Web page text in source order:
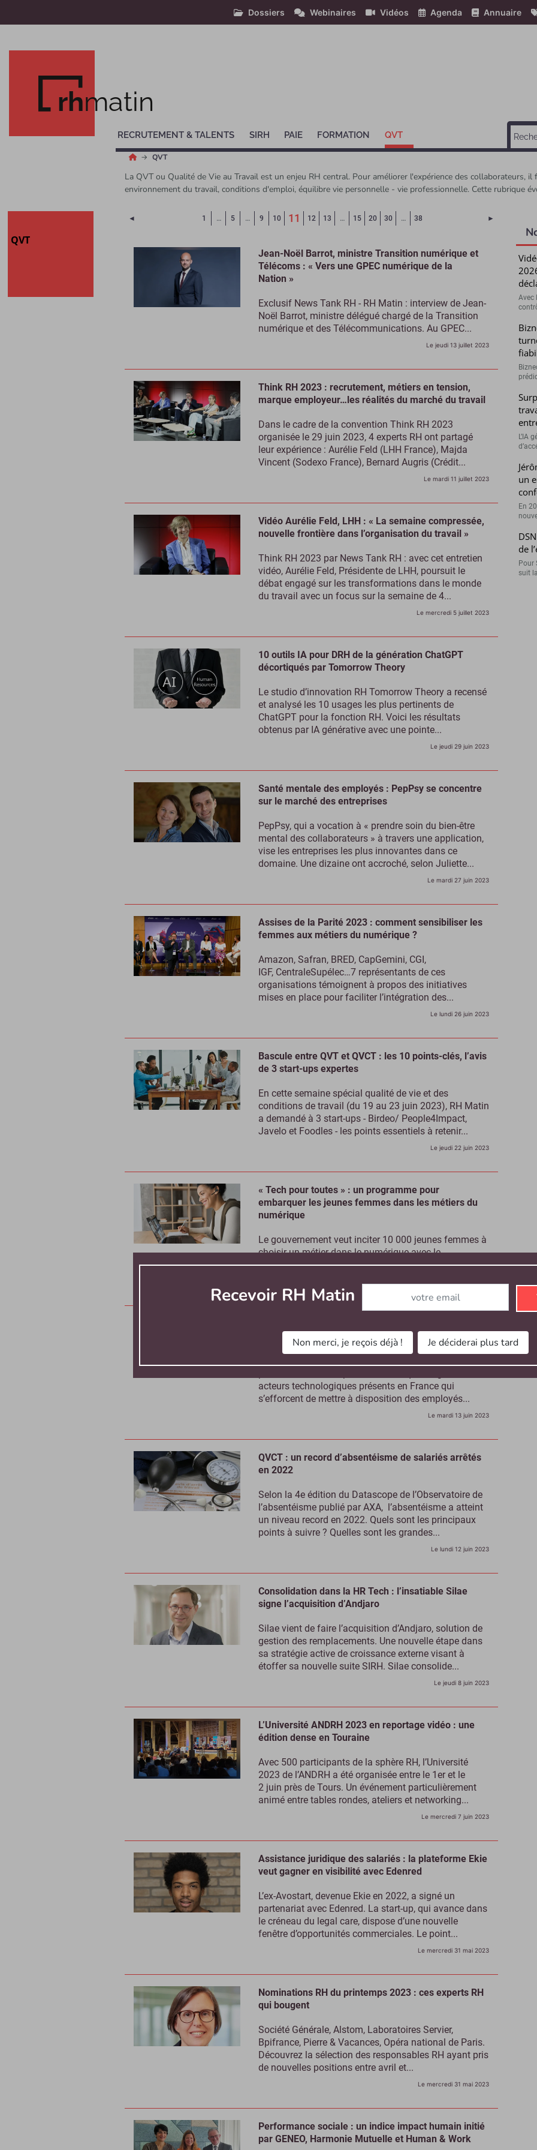
Dossiers Webinaires Vidéos Agenda Annuaire
rhmatin
RECRUTEMENT & TALENTS SIRH PAIE FORMATION QVT
QVT
La QVT ou Qualité de Vie au Travail est un enjeu RH central. Pour améliorer l'expérience des collaborateurs,
environnement du travail, conditions d'emploi, équilibre vie personnelle - vie professionnelle. Cette rubrique
QVT
◄ 1 … 5 … 9 10 11 (Page courante)
12 13 … 15 20 30 … 38 ►
Jean-Noël Barrot, ministre Transition numérique et
Télécoms : « Vers une GPEC numérique de la
Nation »
Exclusif News Tank RH - RH Matin : interview de Jean-
Noël Barrot, ministre délégué chargé de la Transition
numérique et des Télécommunications. Au GPEC...
Le jeudi 13 juillet 2023
Think RH 2023 : recrutement, métiers en tension,
marque employeur…les réalités du marché du travail
Dans le cadre de la convention Think RH 2023
organisée le 29 juin 2023, 4 experts RH ont partagé
leur expérience : Aurélie Feld (LHH France), Majda
Vincent (Sodexo France), Bernard Augris (Crédit...
Le mardi 11 juillet 2023
Vidéo Aurélie Feld, LHH : « La semaine compressée,
nouvelle frontière dans l’organisation du travail »
Think RH 2023 par News Tank RH : avec cet entretien
vidéo, Aurélie Feld, Présidente de LHH, poursuit le
débat engagé sur les transformations dans le monde
du travail avec un focus sur la semaine de 4...
Le mercredi 5 juillet 2023
10 outils IA pour DRH de la génération ChatGPT
décortiqués par Tomorrow Theory
Le studio d’innovation RH Tomorrow Theory a recensé
et analysé les 10 usages les plus pertinents de
ChatGPT pour la fonction RH. Voici les résultats
obtenus par IA générative avec une pointe...
Le jeudi 29 juin 2023
Santé mentale des employés : PepPsy se concentre
sur le marché des entreprises
PepPsy, qui a vocation à « prendre soin du bien-être
mental des collaborateurs » à travers une application,
vise les entreprises les plus innovantes dans ce
domaine. Une dizaine ont accroché, selon Juliette...
Le mardi 27 juin 2023
Assises de la Parité 2023 : comment sensibiliser les
femmes aux métiers du numérique ?
Amazon, Safran, BRED, CapGemini, CGI,
IGF, CentraleSupélec…7 représentants de ces
organisations témoignent à propos des initiatives
mises en place pour faciliter l’intégration des...
Le lundi 26 juin 2023
Bascule entre QVT et QVCT : les 10 points-clés, l’avis
de 3 start-ups expertes
En cette semaine spécial qualité de vie et des
conditions de travail (du 19 au 23 juin 2023), RH Matin
a demandé à 3 start-ups - Birdeo/ People4Impact,
Javelo et Foodles - les points essentiels à retenir...
Le jeudi 22 juin 2023
« Tech pour toutes » : un programme pour
embarquer les jeunes femmes dans les métiers du
numérique
Le gouvernement veut inciter 10 000 jeunes femmes à
choisir un métier dans le numérique avec le
programme « Tech pour toutes » qui intègre du un...
davantage de sérénité au travail
acteurs technologiques présents en France qui
s’efforcent de mettre à disposition des employés...
Le mardi 13 juin 2023
QVCT : un record d’absentéisme de salariés arrêtés
en 2022
Selon la 4e édition du Datascope de l’Observatoire de
l’absentéisme publié par AXA, l’absentéisme a atteint
un niveau record en 2022. Quels sont les principaux
points à suivre ? Quelles sont les grandes...
Le lundi 12 juin 2023
Consolidation dans la HR Tech : l’insatiable Silae
signe l’acquisition d’Andjaro
Silae vient de faire l’acquisition d’Andjaro, solution de
gestion des remplacements. Une nouvelle étape dans
sa stratégie active de croissance externe visant à
étoffer sa nouvelle suite SIRH. Silae consolide...
Le jeudi 8 juin 2023
L’Université ANDRH 2023 en reportage vidéo : une
édition dense en Touraine
Avec 500 participants de la sphère RH, l’Université
2023 de l’ANDRH a été organisée entre le 1er et le
2 juin près de Tours. Un événement particulièrement
animé entre tables rondes, ateliers et networking...
Le mercredi 7 juin 2023
Assistance juridique des salariés : la plateforme Ekie
veut gagner en visibilité avec Edenred
L’ex-Avostart, devenue Ekie en 2022, a signé un
partenariat avec Edenred. La start-up, qui avance dans
le créneau du legal care, dispose d’une nouvelle
fenêtre d’opportunités commerciales. Le point...
Le mercredi 31 mai 2023
Nominations RH du printemps 2023 : ces experts RH
qui bougent
Société Générale, Alstom, Laboratoires Servier,
Bpifrance, Pierre & Vacances, Opéra national de Paris.
Découvrez la sélection des responsables RH ayant pris
de nouvelles positions entre avril et...
Le mercredi 31 mai 2023
Performance sociale : un indice impact humain initié
par GENEO, Harmonie Mutuelle et Human & Work
Avec
L’IA
un
En
de
Pour
suit
Recevoir RH Matin Abonnez-vous à notre newsletter
Non merci, je reçois déjà ! Je déciderai plus tard